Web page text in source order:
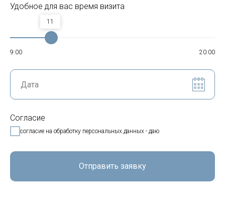
Удобное для вас время визита
11
9:00 20:00
Согласие
согласие на обработку персональных данных - даю
Отправить заявку